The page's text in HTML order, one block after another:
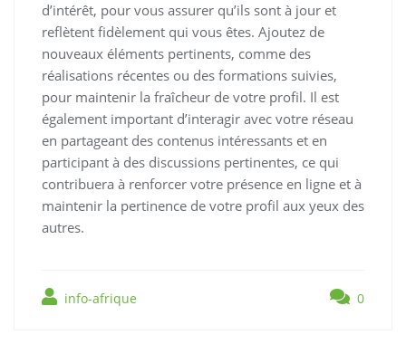
d’intérêt, pour vous assurer qu’ils sont à jour et
reflètent fidèlement qui vous êtes. Ajoutez de
nouveaux éléments pertinents, comme des
réalisations récentes ou des formations suivies,
pour maintenir la fraîcheur de votre profil. Il est
également important d’interagir avec votre réseau
en partageant des contenus intéressants et en
participant à des discussions pertinentes, ce qui
contribuera à renforcer votre présence en ligne et à
maintenir la pertinence de votre profil aux yeux des
autres.
info-afrique 0